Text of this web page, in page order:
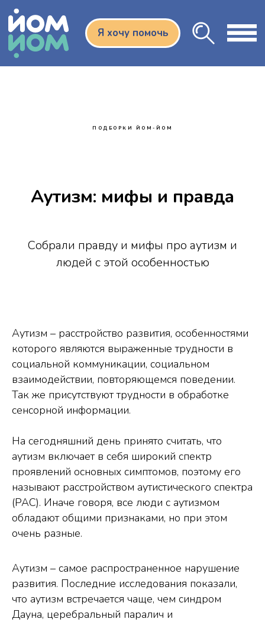
Я хочу помочь
ПОДБОРКИ ЙОМ-ЙОМ
Аутизм: мифы и правда
Собрали правду и мифы про аутизм и
людей с этой особенностью
Аутизм – расстройство развития, особенностями
которого являются выраженные трудности в
социальной коммуникации, социальном
взаимодействии, повторяющемся поведении.
Так же присутствуют трудности в обработке
сенсорной информации.
На сегодняшний день принято считать, что
аутизм включает в себя широкий спектр
проявлений основных симптомов, поэтому его
называют расстройством аутистического спектра
(РАС). Иначе говоря, все люди с аутизмом
обладают общими признаками, но при этом
очень разные.
Аутизм – самое распространенное нарушение
развития. Последние исследования показали,
что аутизм встречается чаще, чем синдром
Дауна, церебральный паралич и